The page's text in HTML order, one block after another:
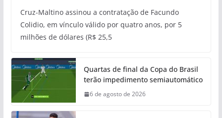
Cruz-Maltino assinou a contratação de Facundo
Colidio, em vínculo válido por quatro anos, por 5
milhões de dólares (R$ 25,5
Quartas de final da Copa do Brasil
terão impedimento semiautomático
6 de agosto de 2026